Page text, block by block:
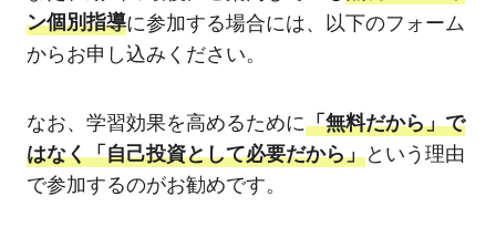
ン個別指導に参加する場合には、以下のフォーム
からお申し込みください。
なお、学習効果を高めるために「無料だから」で
はなく「自己投資として必要だから」という理由
で参加するのがお勧めです。